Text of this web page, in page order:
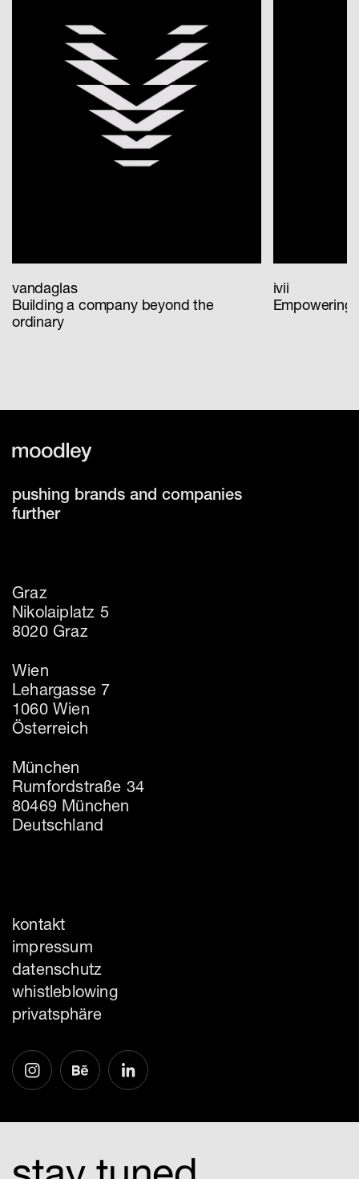
vandaglas
Building a company beyond the
ordinary
ivii
Empowering
pushing brands and companies
further
Graz
Nikolaiplatz 5
8020 Graz
Wien
Lehargasse 7
1060 Wien
Österreich
München
Rumfordstraße 34
80469 München
Deutschland
kontakt
impressum
datenschutz
whistleblowing
privatsphäre